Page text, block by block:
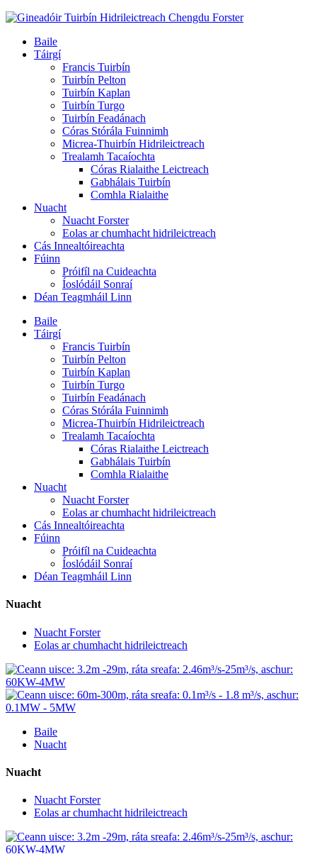
Baile
Táirgí
Francis Tuirbín
Tuirbín Pelton
Tuirbín Kaplan
Tuirbín Turgo
Tuirbín Feadánach
Córas Stórála Fuinnimh
Micrea-Thuirbín Hidrileictreach
Trealamh Tacaíochta
Córas Rialaithe Leictreach
Gabhálais Tuirbín
Comhla Rialaithe
Nuacht
Nuacht Forster
Eolas ar chumhacht hidrileictreach
Cás Innealtóireachta
Fúinn
Próifíl na Cuideachta
Íoslódáil Sonraí
Déan Teagmháil Linn
Baile
Táirgí
Francis Tuirbín
Tuirbín Pelton
Tuirbín Kaplan
Tuirbín Turgo
Tuirbín Feadánach
Córas Stórála Fuinnimh
Micrea-Thuirbín Hidrileictreach
Trealamh Tacaíochta
Córas Rialaithe Leictreach
Gabhálais Tuirbín
Comhla Rialaithe
Nuacht
Nuacht Forster
Eolas ar chumhacht hidrileictreach
Cás Innealtóireachta
Fúinn
Próifíl na Cuideachta
Íoslódáil Sonraí
Déan Teagmháil Linn
Nuacht
Nuacht Forster
Eolas ar chumhacht hidrileictreach
Baile
Nuacht
Nuacht
Nuacht Forster
Eolas ar chumhacht hidrileictreach